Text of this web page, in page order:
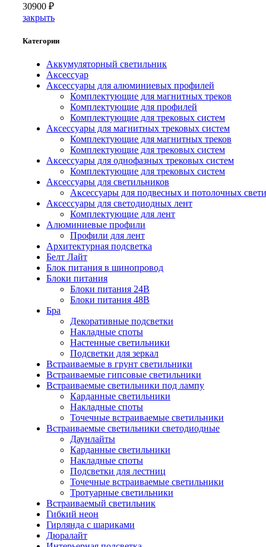
30900 ₽
закрыть
Категории
Аккумуляторный светильник
Аксессуар
Аксессуары для алюминиевых профилей
Комплектующие для магнитных треков
Комплектующие для профилей
Комплектующие для трековых систем
Аксессуары для магнитных трековых систем
Комплектующие для магнитных треков
Комплектующие для трековых систем
Аксессуары для однофазных трековых систем
Комплектующие для трековых систем
Аксессуары для светильников
Аксессуары для подвесных и потолочных
Аксессуары для светодиодных лент
Комплектующие для лент
Алюминиевые профили
Профили для лент
Архитектурная подсветка
Белт Лайт
Блок питания в шинопровод
Блоки питания
Блоки питания 24В
Блоки питания 48В
Бра
Декоративные подсветки
Накладные споты
Настенные светильники
Подсветки для зеркал
Встраиваемые в грунт светильники
Встраиваемые гипсовые светильники
Встраиваемые светильники под лампу
Карданные светильники
Накладные споты
Точечные встраиваемые светильники
Встраиваемые светильники светодиодные
Даунлайты
Карданные светильники
Накладные споты
Подсветки для лестниц
Точечные встраиваемые светильники
Тротуарные светильники
Встраиваемый светильник
Гибкий неон
Гирлянда с шариками
Дюралайт